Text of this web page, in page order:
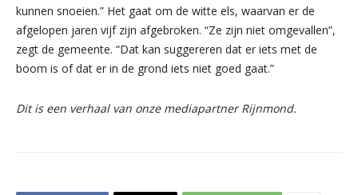
kunnen snoeien.” Het gaat om de witte els, waarvan er de
afgelopen jaren vijf zijn afgebroken. “Ze zijn niet omgevallen”,
zegt de gemeente. “Dat kan suggereren dat er iets met de
boom is of dat er in de grond iets niet goed gaat.”
Dit is een verhaal van onze mediapartner Rijnmond.